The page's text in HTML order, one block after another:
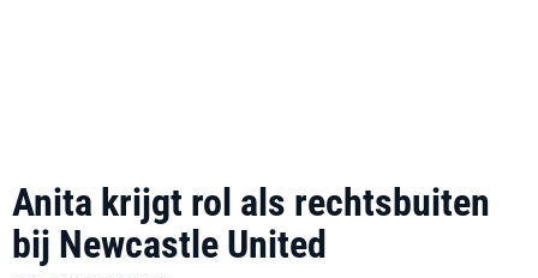
Anita krijgt rol als rechtsbuiten
bij Newcastle United